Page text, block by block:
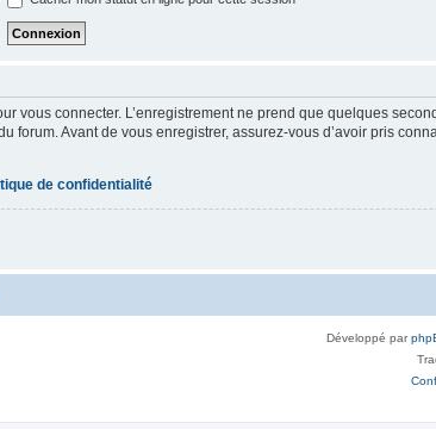
vous connecter. L’enregistrement ne prend que quelques
forum. Avant de vous enregistrer, assurez-vous d’avoir pris
de confidentialité
Développé par